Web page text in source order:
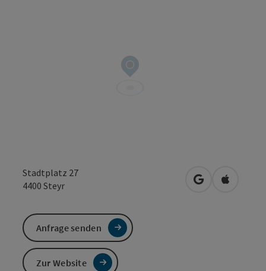
Stadtplatz 27
4400 Steyr in Googlein Apple
Anfrage senden
Zur Website